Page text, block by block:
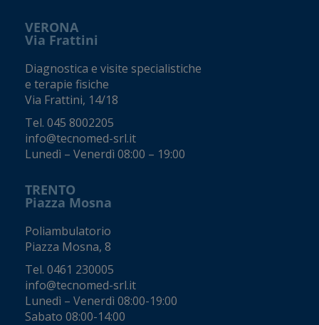
VERONA
Via Frattini
Diagnostica e visite specialistiche
e terapie fisiche
Via Frattini, 14/18
Tel. 045 8002205
info@tecnomed-srl.it
Lunedì – Venerdì 08:00 – 19:00
TRENTO
Piazza Mosna
Poliambulatorio
Piazza Mosna, 8
Tel. 0461 230005
info@tecnomed-srl.it
Lunedì – Venerdì 08:00-19:00
Sabato 08:00-14:00